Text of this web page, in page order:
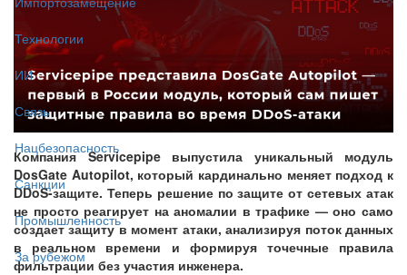
Технологии
ИИ
Связь
Нацбезопасность
Санкции
Промышленность
За рубежом
Компания Servicepipe выпустила уникальный модуль
DosGate Autopilot, который кардинально меняет подход к
DDoS-защите. Теперь решение по защите от сетевых атак
не просто реагирует на аномалии в трафике — оно само
создает защиту в момент атаки, анализируя поток данных
в реальном времени и формируя точечные правила
фильтрации без участия инженера.